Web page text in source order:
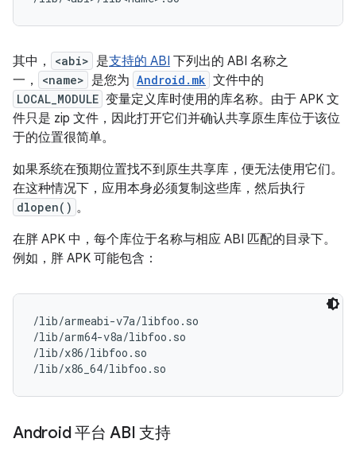
其中， <abi> 是支持的 ABI 下列出的 ABI 名称之
一，
<name> 是您为 Android.mk 文件中的
LOCAL_MODULE 变量定义库时使用的库名称。由于 APK 文
件只是 zip 文件，因此打开它们并确认共享原生库位于该位
于的位置很简单。
如果系统在预期位置找不到原生共享库，便无法使用它们。
在这种情况下，应用本身必须复制这些库，然后执行
dlopen() 。
在胖 APK 中，每个库位于名称与相应 ABI 匹配的目录下。
例如，胖 APK 可能包含：
/lib/armeabi-v7a/libfoo.so
/lib/arm64-v8a/libfoo.so
/lib/x86/libfoo.so
Android 平台 ABI 支持